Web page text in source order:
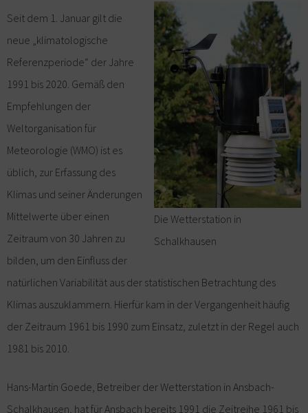
Die Wetterstation in
Schalkhausen
Seit dem 1. Januar gilt die
neue „klimatologische
Referenzperiode“ der Jahre
1991 bis 2020. Gemäß den
Empfehlungen der
Weltorganisation für
Meteorologie (WMO) ist es
üblich, zur Erfassung des
Klimas und seiner Änderungen
Mittelwerte über einen
Zeitraum von 30 Jahren zu
bilden, um den Einfluss der
natürlichen Variabilität aus der statistischen Betrachtung des
Klimas auszuklammern. Hierfür kam in der Vergangenheit häufig
der Zeitraum 1961 bis 1990 zum Einsatz, zuletzt in der Regel auch
1981 bis 2010.
Hans-Martin Goede, Betreiber der Wetterstation in Ansbach-
Schalkhausen, hat für Ansbach bereits 1991 die Zeitreihe 1961 bis